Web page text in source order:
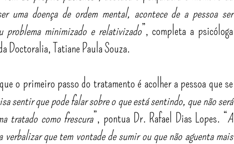
uma doença de ordem mental, acontece de a pessoa ser
minimizado e relativizado”, completa a psicóloga
Doctoralia, Tatiane Paula Souza.
o primeiro passo do tratamento é acolher a pessoa que se
sentir que pode falar sobre o que está sentindo, que não será
tratado como frescura”, pontua Dr. Rafael Dias Lopes. “ A
verbalizar que tem vontade de sumir ou que não aguenta mais